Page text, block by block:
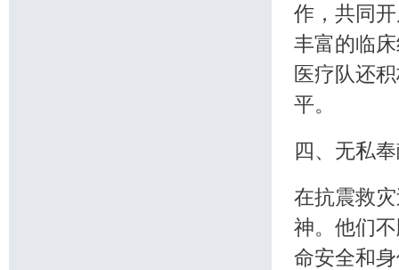
作，共同
丰富的临
医疗队还
平。
四、无私
在抗震救
神。他们
命安全和